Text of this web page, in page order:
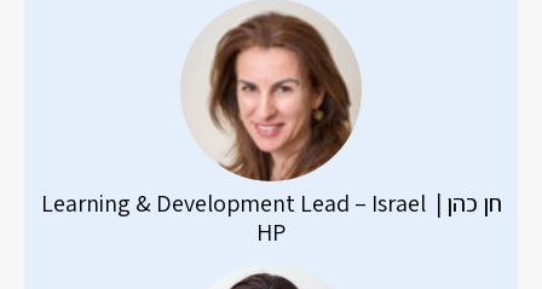
חן כהן | Learning & Development Lead – Israel
HP